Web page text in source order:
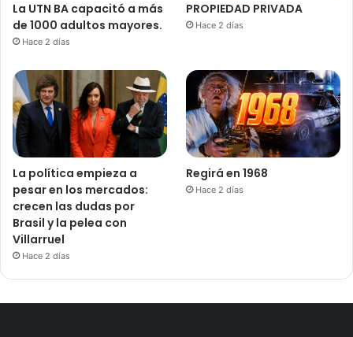
La UTN BA capacitó a más
de 1000 adultos mayores.
Hace 2 días
PROPIEDAD PRIVADA
Hace 2 días
La política empieza a
pesar en los mercados:
crecen las dudas por
Brasil y la pelea con
Villarruel
Hace 2 días
Regirá en 1968
Hace 2 días